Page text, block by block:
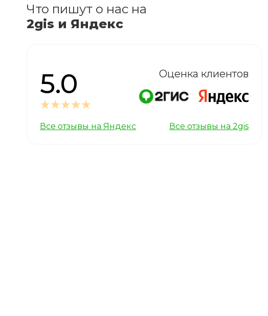
Что пишут о нас на
2gis и Яндекс
5.0 Оценка клиентов
Все отзывы на Яндекс Все отзывы на 2gis